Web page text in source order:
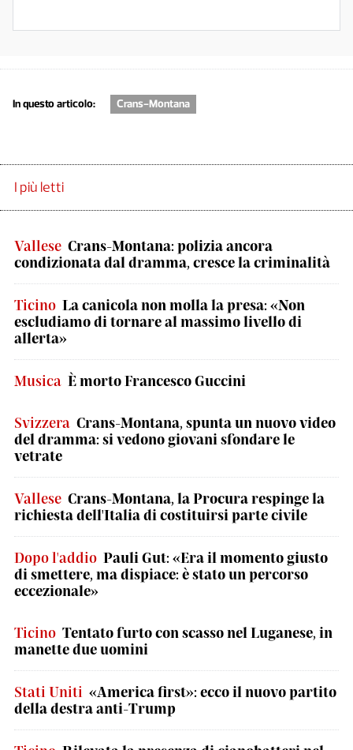
In questo articolo: Crans-Montana
I più letti
Vallese Crans-Montana: polizia ancora
condizionata dal dramma, cresce la criminalità
Ticino La canicola non molla la presa: «Non
escludiamo di tornare al massimo livello di
allerta»
Musica È morto Francesco Guccini
Svizzera Crans-Montana, spunta un nuovo video
del dramma: si vedono giovani sfondare le
vetrate
Vallese Crans-Montana, la Procura respinge la
richiesta dell'Italia di costituirsi parte civile
Dopo l'addio Pauli Gut: «Era il momento giusto
di smettere, ma dispiace: è stato un percorso
eccezionale»
Ticino Tentato furto con scasso nel Luganese, in
manette due uomini
Stati Uniti «America first»: ecco il nuovo partito
della destra anti-Trump